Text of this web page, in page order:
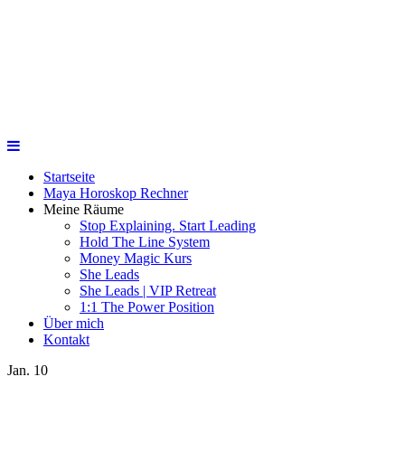
Startseite
Maya Horoskop Rechner
Meine Räume
Stop Explaining. Start Leading
Hold The Line System
Money Magic Kurs
She Leads
She Leads | VIP Retreat
1:1 The Power Position
Über mich
Kontakt
Jan. 10